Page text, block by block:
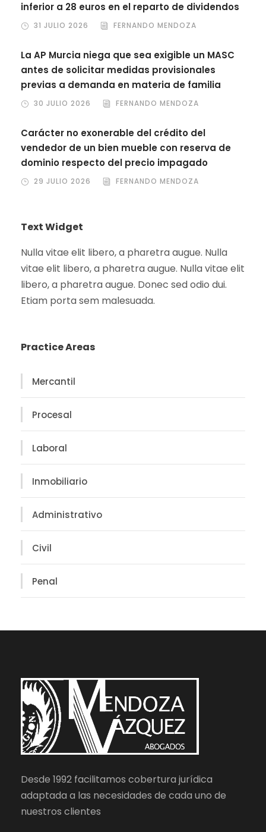
inferior a 28 euros en el reparto de dividendos
31 JULIO 2026 FERNANDO MENDOZA
La AP Murcia niega que sea exigible un MASC
antes de solicitar medidas provisionales
previas a demanda en materia de familia
30 JULIO 2026 FERNANDO MENDOZA
Carácter no exonerable del crédito del
vendedor de un bien mueble con reserva de
dominio respecto del precio impagado
29 JULIO 2026 FERNANDO MENDOZA
Text Widget
Nulla vitae elit libero, a pharetra augue. Nulla
vitae elit libero, a pharetra augue. Nulla vitae elit
libero, a pharetra augue. Donec sed odio dui.
Etiam porta sem malesuada.
Practice Areas
Mercantil
Procesal
Laboral
Inmobiliario
Administrativo
Civil
Penal
Desde 1992 facilitamos cobertura jurídica
adaptada a las necesidades de cada uno de
nuestros clientes